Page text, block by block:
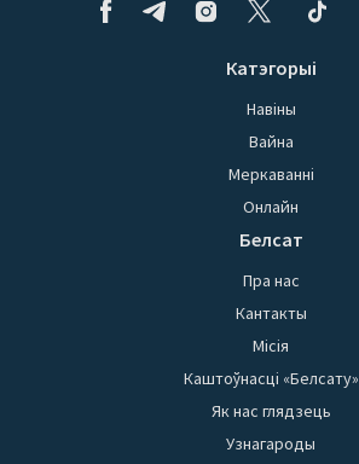
Катэгорыі
Навіны
Вайна
Меркаванні
Онлайн
Белсат
Пра нас
Кантакты
Місія
Каштоўнасці «Белсату»
Як нас глядзець
Узнагароды